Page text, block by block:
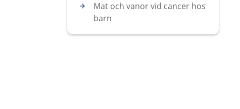
Mat och vanor vid cancer hos
barn